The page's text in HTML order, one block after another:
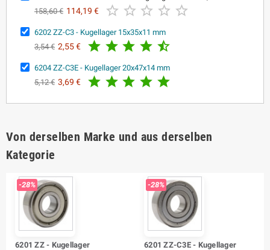
158,60 € 114,19 €     
6202 ZZ-C3 - Kugellager 15x35x11 mm
3,54 € 2,55 €     
6204 ZZ-C3E - Kugellager 20x47x14 mm
5,12 € 3,69 €     
Von derselben Marke und aus derselben
Kategorie
-28%
6201 ZZ - Kugellager
-28%
6201 ZZ-C3E - Kugellager